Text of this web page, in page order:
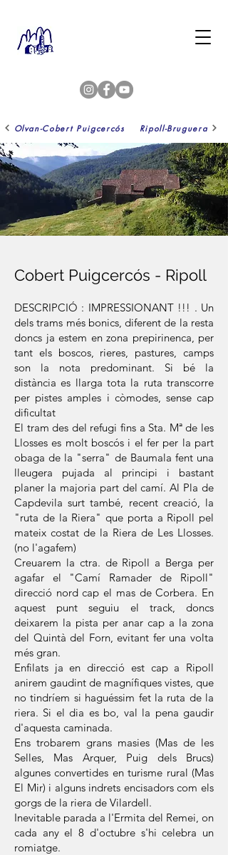
Olvan-Cobert Puigcercós Ripoll-Bruguera
Cobert Puigcercós - Ripoll
DESCRIPCIÓ : IMPRESSIONANT !!! . Un
dels trams més bonics, diferent de la resta
doncs ja estem en zona prepirinenca, per
tant els boscos, rieres, pastures, camps
son la nota predominant. Si bé la
distància es llarga tota la ruta transcorre
per pistes amples i còmodes, sense cap
dificultat
El tram des del refugi fins a Sta. Mª de les
Llosses es molt boscós i el fer per la part
obaga de la "serra" de Baumala fent una
lleugera pujada al principi i bastant
planer la majoria part del camí. Al Pla de
Capdevila surt també, recent creació, la
"ruta de la Riera" que porta a Ripoll pel
mateix costat de la Riera de Les Llosses.
(no l'agafem)
Creuarem la ctra. de Ripoll a Berga per
agafar el "Camí Ramader de Ripoll"
direcció nord cap el mas de Corbera. En
aquest punt seguiu el track, doncs
deixarem la pista per anar cap a la zona
del Quintà del Forn, evitant fer una volta
més gran.
Enfilats ja en direcció est cap a Ripoll
anirem gaudint de magnífiques vistes, que
no tindríem si haguéssim fet la ruta de la
riera. Si el dia es bo, val la pena gaudir
d'aquesta caminada.
Ens trobarem grans masies (Mas de les
Selles, Mas Arquer, Puig dels Brucs)
algunes convertides en turisme rural (Mas
El Mir) i alguns indrets encisadors com els
gorgs de la riera de Vilardell.
Inevitable parada a l'Ermita del Remei, on
cada any el 8 d'octubre s'hi celebra un
romiatge.